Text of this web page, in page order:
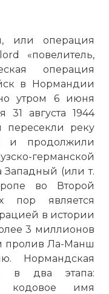
или операция
«повелитель,
операция
в Нормандии
утром 6 июня
31 августа 1944
пересекли реку
и продолжили
германской
Западный (или т.
во Второй
пор является
в истории
3 миллионов
пролив Ла-Манш
Нормандская
в два этапа:
кодовое имя